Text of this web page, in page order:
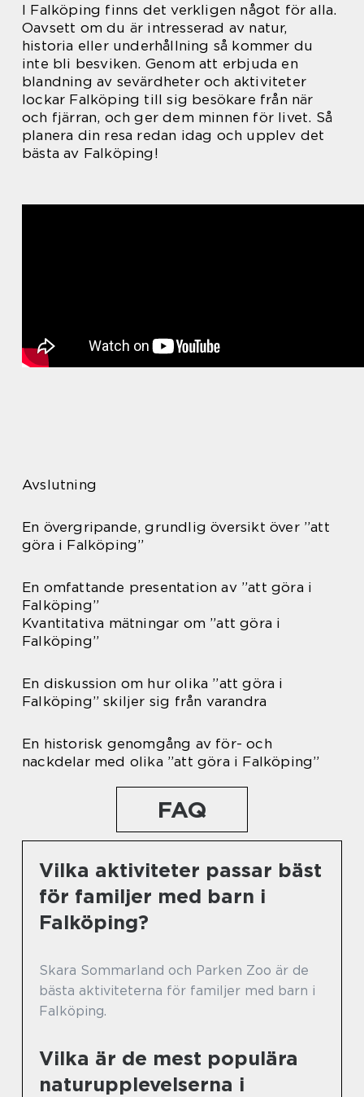
I Falköping finns det verkligen något för alla.
Oavsett om du är intresserad av natur,
historia eller underhållning så kommer du
inte bli besviken. Genom att erbjuda en
blandning av sevärdheter och aktiviteter
lockar Falköping till sig besökare från när
och fjärran, och ger dem minnen för livet. Så
planera din resa redan idag och upplev det
bästa av Falköping!
Avslutning
En övergripande, grundlig översikt över ”att
göra i Falköping”
En omfattande presentation av ”att göra i
Falköping”
Kvantitativa mätningar om ”att göra i
Falköping”
En diskussion om hur olika ”att göra i
Falköping” skiljer sig från varandra
En historisk genomgång av för- och
nackdelar med olika ”att göra i Falköping”
FAQ
Vilka aktiviteter passar bäst
för familjer med barn i
Falköping?
Skara Sommarland och Parken Zoo är de
bästa aktiviteterna för familjer med barn i
Falköping.
Vilka är de mest populära
naturupplevelserna i